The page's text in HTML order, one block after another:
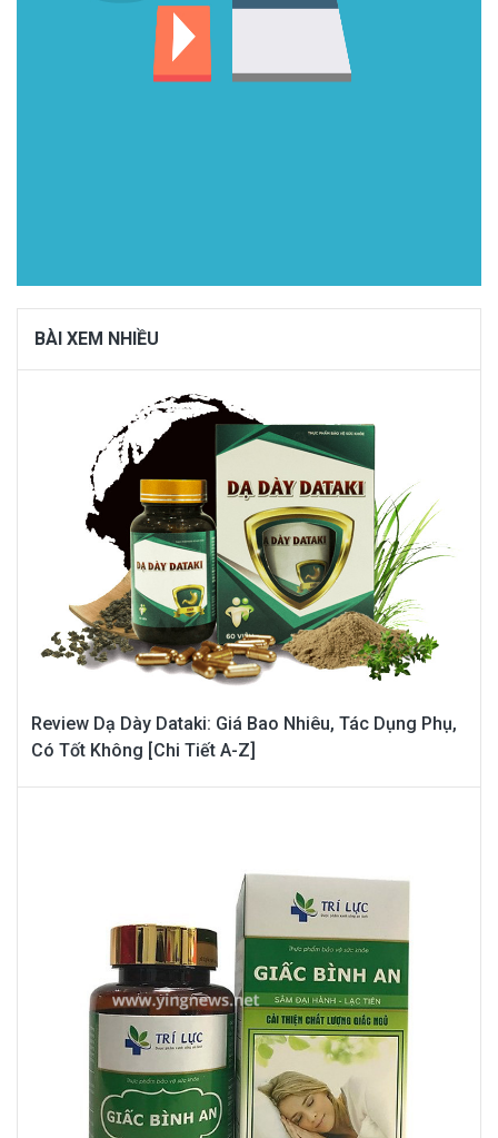
BÀI XEM NHIỀU
Review Dạ Dày Dataki: Giá Bao Nhiêu, Tác Dụng Phụ,
Có Tốt Không [Chi Tiết A-Z]